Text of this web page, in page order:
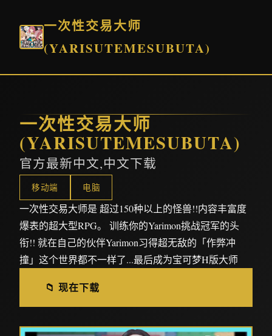
一次性交易大师
(YARISUTEMESUBUTA)
一次性交易大师
(YARISUTEMESUBUTA)
官方最新中文,中文下载
移动端 电脑
一次性交易大师是 超过150种以上的怪兽!!内容丰富度
爆表的超大型RPG。 训练你的Yarimon挑战冠军的头
衔!! 就在自己的伙伴Yarimon习得超无敌的「作弊冲
撞」这个世界都不一样了...最后成为宝可梦H版大师
📁 现在下载